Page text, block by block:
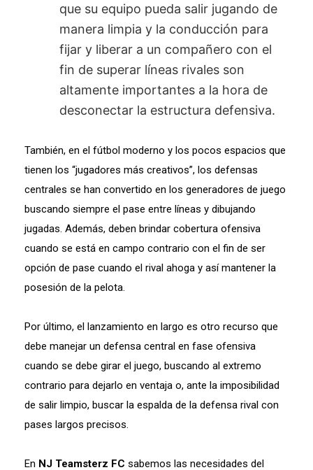
que su equipo pueda salir jugando de
manera limpia y la conducción para
fijar y liberar a un compañero con el
fin de superar líneas rivales son
altamente importantes a la hora de
desconectar la estructura defensiva.
También, en el fútbol moderno y los pocos espacios que
tienen los “jugadores más creativos”, los defensas
centrales se han convertido en los generadores de juego
buscando siempre el pase entre líneas y dibujando
jugadas. Además, deben brindar cobertura ofensiva
cuando se está en campo contrario con el fin de ser
opción de pase cuando el rival ahoga y así mantener la
posesión de la pelota.
Por último, el lanzamiento en largo es otro recurso que
debe manejar un defensa central en fase ofensiva
cuando se debe girar el juego, buscando al extremo
contrario para dejarlo en ventaja o, ante la imposibilidad
de salir limpio, buscar la espalda de la defensa rival con
pases largos precisos.
En NJ Teamsterz FC sabemos las necesidades del